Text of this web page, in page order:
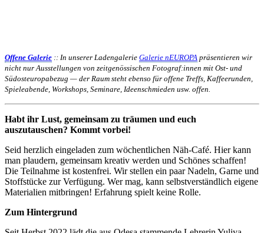
Offene Galerie :: In unserer Ladengalerie Galerie nEUROPA präsentieren wir
nicht nur Ausstellungen von zeitgenössischen Fotograf:innen mit Ost- und
Südosteuropabezug — der Raum steht ebenso für offene Treffs, Kaffeerunden,
Spieleabende, Workshops, Seminare, Ideenschmieden usw. offen.
Habt ihr Lust, gemeinsam zu träumen und euch
auszutauschen? Kommt vorbei!
Seid herzlich eingeladen zum wöchentlichen Näh-Café. Hier kann
man plaudern, gemeinsam kreativ werden und Schönes schaffen!
Die Teilnahme ist kostenfrei. Wir stellen ein paar Nadeln, Garne und
Stoffstücke zur Verfügung. Wer mag, kann selbstverständlich eigene
Materialien mitbringen! Erfahrung spielt keine Rolle.
Zum Hintergrund